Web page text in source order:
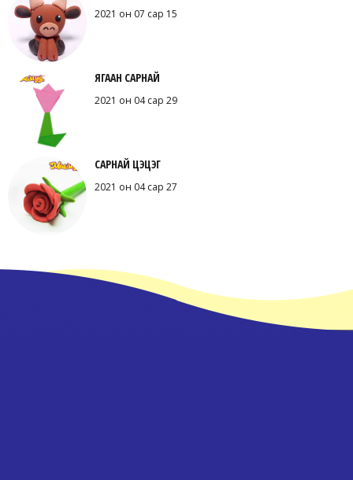
2021 он 07 сар 15
ЯГААН САРНАЙ
2021 он 04 сар 29
САРНАЙ ЦЭЦЭГ
2021 он 04 сар 27